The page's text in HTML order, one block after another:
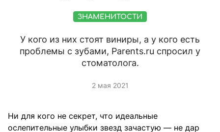
ЗНАМЕНИТОСТИ
У кого из них стоят виниры, а у кого есть
проблемы с зубами, Parents.ru спросил у
стоматолога.
2 мая 2021
Ни для кого не секрет, что идеальные
ослепительные улыбки звезд зачастую — не дар